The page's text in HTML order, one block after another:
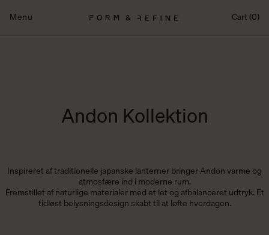
Menu Cart (0)
Andon Kollektion
Inspireret af traditionelle japanske lanterner bringer Andon varme og
atmosfære ind i moderne rum.
Fremstillet af naturlige materialer med et let og afbalanceret udtryk. Et
tidløst belysningsdesign skabt til at løfte hverdagen.